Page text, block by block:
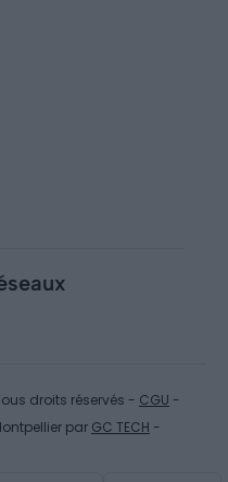
droits réservés - CGU -
par GC TECH -